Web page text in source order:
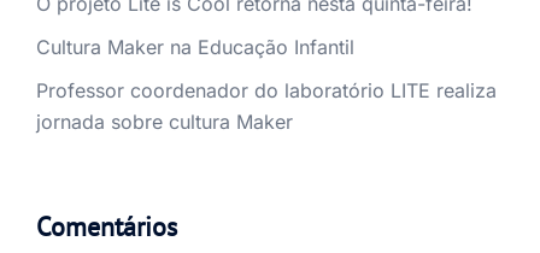
Cultura Maker na Educação Infantil
Professor coordenador do laboratório LITE realiza
jornada sobre cultura Maker
Comentários